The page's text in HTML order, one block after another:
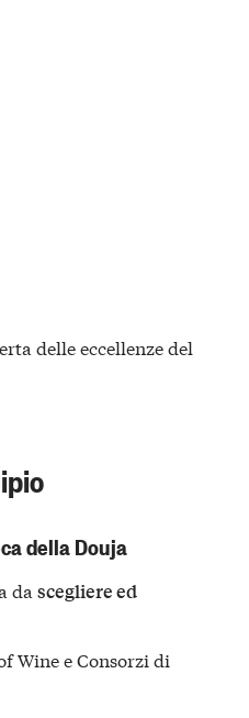
delle eccellenze del
della Douja
da scegliere ed
Wine e Consorzi di